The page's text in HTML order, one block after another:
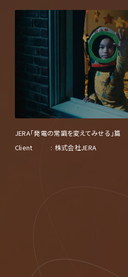
お問い合わせはこちら
JERA「発電の常識を変えてみせる」篇
Client
株式会社JERA